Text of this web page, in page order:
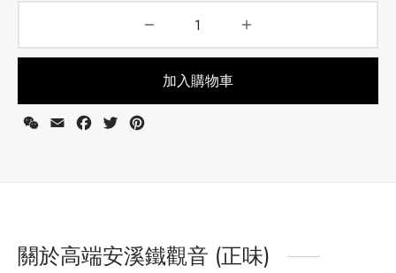
選擇包裝 →
註冊會員並購買此產品可獲得積分：
加入購物車
WeChat
Email Facebook
Twitter
關於高端安溪鐵觀音 (正味)
分類
分類